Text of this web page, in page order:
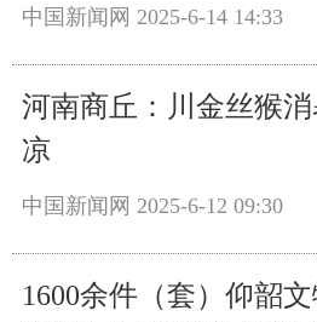
中国新闻网 2025-6-14 14:33
河南商丘：川金丝猴
凉
中国新闻网 2025-6-12 09:30
1600余件（套）仰韶